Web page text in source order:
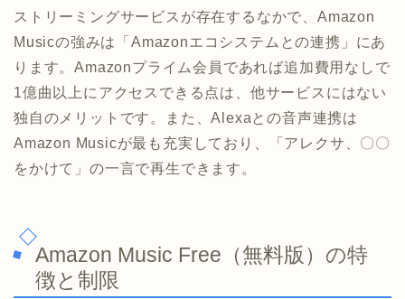
ストリーミングサービスが存在するなかで、Amazon
Musicの強みは「Amazonエコシステムとの連携」にあ
ります。Amazonプライム会員であれば追加費用なしで
1億曲以上にアクセスできる点は、他サービスにはない
独自のメリットです。また、Alexaとの音声連携は
Amazon Musicが最も充実しており、「アレクサ、〇〇
をかけて」の一言で再生できます。
Amazon Music Free（無料版）の特
徴と制限